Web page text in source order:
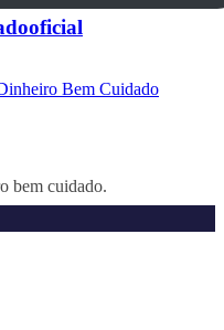
Bem Cuidado
bem cuidado.